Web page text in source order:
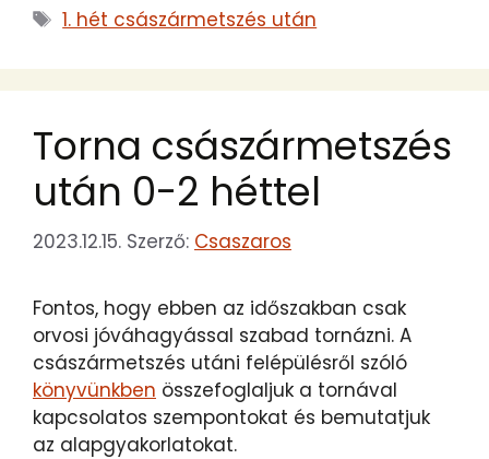
Címkék
1. hét császármetszés után
Torna császármetszés
után 0-2 héttel
2023.12.15. Szerző: Csaszaros
Fontos, hogy ebben az időszakban csak
orvosi jóváhagyással szabad tornázni. A
császármetszés utáni felépülésről szóló
könyvünkben összefoglaljuk a tornával
kapcsolatos szempontokat és bemutatjuk
az alapgyakorlatokat.